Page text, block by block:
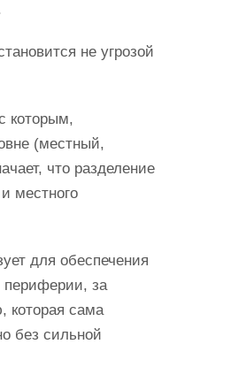
не угрозой
которым,
(местный,
что разделение
местного
для обеспечения
периферии, за
которая сама
без сильной